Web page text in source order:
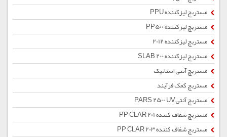
مستربچ لیزکننده PPU
مستربچ لیزکننده PP500
مستربچ لیزکننده 2012
مستربچ لیزکننده SLAB 200
مستربچ آنتی استاتیک
مستربچ کمک فرآیند
مستربچ آنتیPARS 2500 UV
مستربچ شفاف کننده PP CLAR 201
مستربچ شفاف کننده PP CLAR 203